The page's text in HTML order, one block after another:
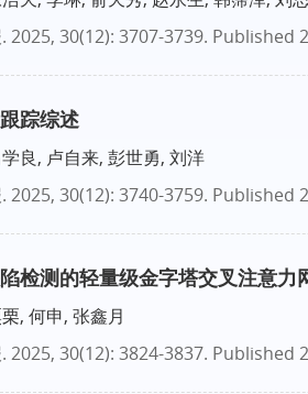
. 2025, 30(12): 3707-3739. Published
踪综述
良, 卢自来, 彭世勇, 刘洋
. 2025, 30(12): 3740-3759. Published
检测的轻量级金字塔交叉注意力
, 何申, 张鑫月
. 2025, 30(12): 3824-3837. Published